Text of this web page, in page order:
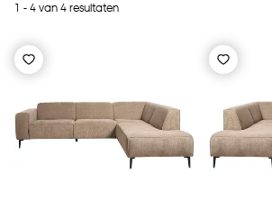
1 - 4 van 4 resultaten